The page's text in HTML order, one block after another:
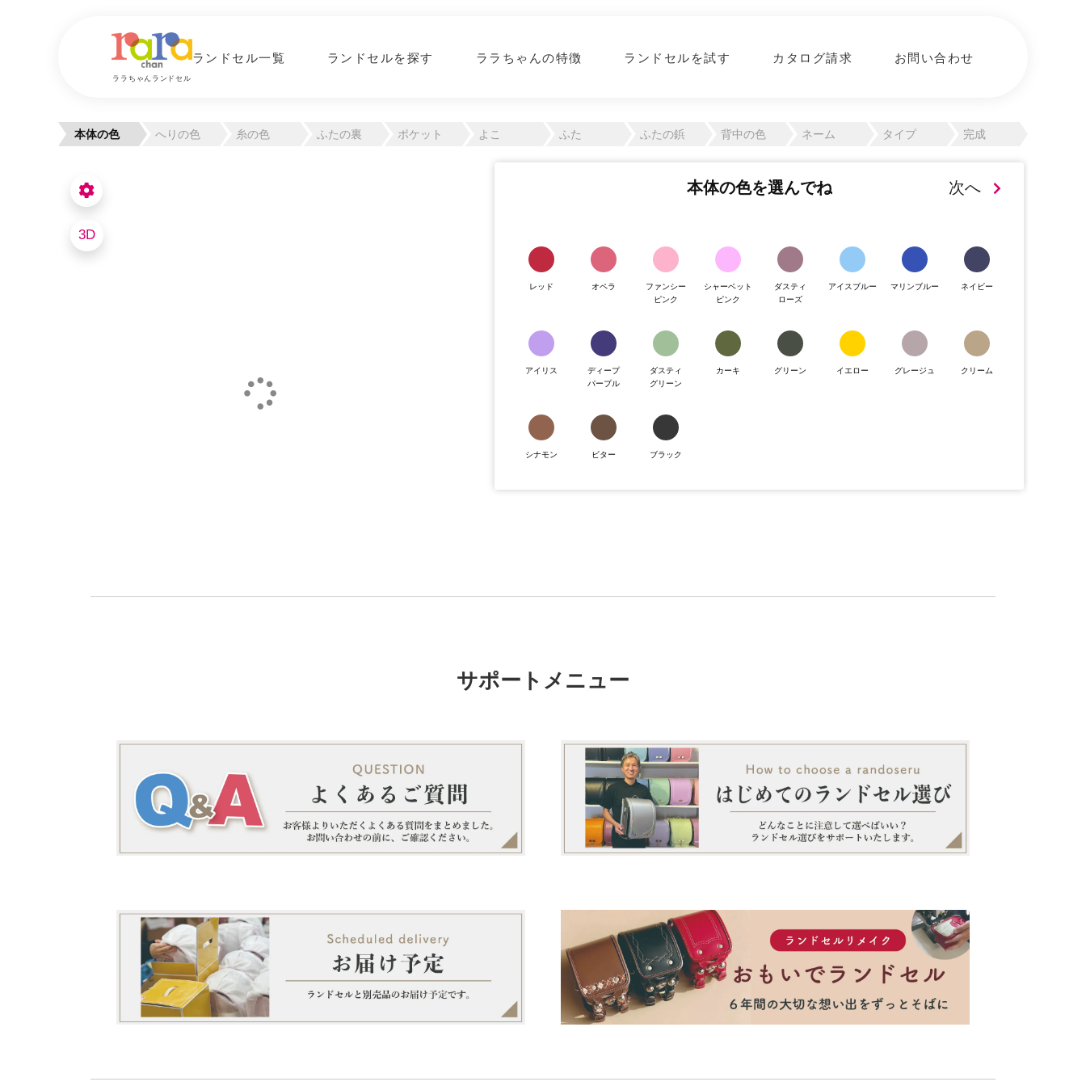
ララちゃんランドセル
ランドセル一覧 ランドセルを探す ララちゃんの特徴 ランドセルを試す カタログ請求 お問い合わせ
本体の色 へりの色 糸の色 ふたの裏 ポケット よこ ふた ふたの鋲 背中の色 ネーム タイプ 完成
3D
本体の色を選んでね 次へ
レッド オペラ
ファンシー
ピンク
シャーベット
ピンク
ダスティ
ローズ
アイスブルー マリンブルー ネイビー
アイリス
ディープ
パープル
ダスティ
グリーン
カーキ グリーン イエロー グレージュ クリーム
シナモン ビター ブラック
サポートメニュー